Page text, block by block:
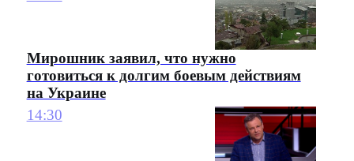
Мирошник заявил, что нужно
готовиться к долгим боевым действиям
на Украине
14:30